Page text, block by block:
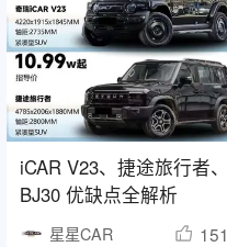
iCAR V23、捷途旅行者、
BJ30 优缺点全解析
星星CAR 151